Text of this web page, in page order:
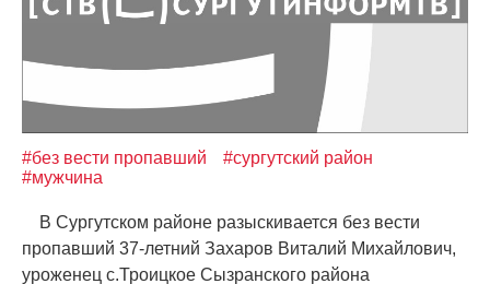
#без вести пропавший
#сургутский район
#мужчина
В Сургутском районе разыскивается без вести
пропавший 37-летний Захаров Виталий Михайлович,
уроженец с.Троицкое Сызранского района